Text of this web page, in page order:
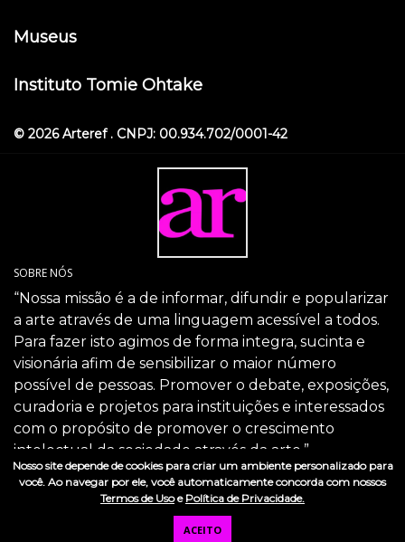
Museus
Instituto Tomie Ohtake
© 2026 Arteref . CNPJ: 00.934.702/0001-42
SOBRE NÓS
“Nossa missão é a de informar, difundir e popularizar
a arte através de uma linguagem acessível a todos.
Para fazer isto agimos de forma integra, sucinta e
visionária afim de sensibilizar o maior número
possível de pessoas. Promover o debate, exposições,
curadoria e projetos para instituições e interessados
com o propósito de promover o crescimento
intelectual da sociedade através da arte.”
SIGA-NOS
Nosso site depende de cookies para criar um ambiente personalizado para
você. Ao navegar por ele, você automaticamente concorda com nossos
Termos de Usoe Política de Privacidade.
ACEITO